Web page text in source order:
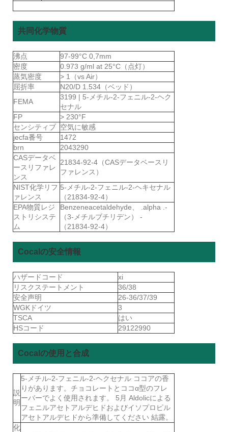
共同化学物質
沸点
97-99°C 0,7mm
密度
0.973 g/ml at 25°C（点灯）
蒸気密度
> 1（vs Air）
屈折率
N20/D 1.534（ベッド）
FEMA
3199 | 5-メチル-2-フェニル-2-ヘク
セナル
FP
> 230°F
センシティブ 空気に敏感
jecfa番号
1472
brn
2043290
CASデータベ
ースリファレ
ンス
21834-92-4（CASデータベースリ
ファレンス）
NIST化学リフ
ァレンス
5-メチル-2-フェニル-2-ヘキセナル
（21834-92-4）
EPA物質レジ
ストリシステ
ム
Benzeneacetaldehyde、 .alpha .-
（3-メチルブチリデン） -
（21834-92-4）
Cocalの安全情報
ハザードコード
xi
リスクステートメント
36/38
安全声明
26-36/37/39
WGKドイツ
3
TSCA
はい
HSコード
29122990
Cocalの使用と合成
説
明
5-メチル-2-フェニル-2-ヘクセナル ココアの香
りがあります。チョコレートとココα型のフレ
ーバーでよく使用されます。 5月 Aldolicによる
フェニルアセトアルデヒドおよびイソプロピル
アセトアルデヒドから準備してください 結露。
化